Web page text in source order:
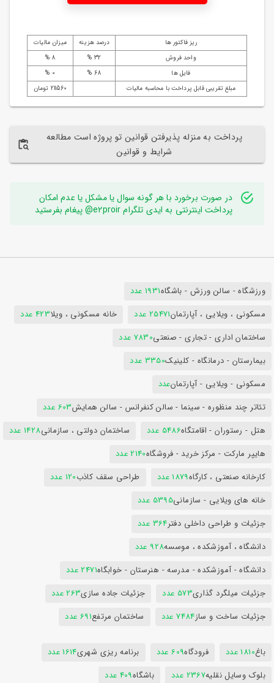
ریز فاکتور ها درصد هزینه
میزان مالیات
واحد فروش
32 %
8 %
فایل ها
68 %
0 %
مبلغ تقریبی قابل پرداخت با محاسبه مالیات
211560 تومان
پرداخت به منزله پذیرفتن قوانین تو پروژه است مطالعه
شرایط و قوانین
در صورت برخورد با هر گونه سوال یا مشکل یا عدم امکان
پرداخت اینترنتی به ایدی تلگرام e2proir@ پیغام بفرستید
ورزشگاه - سالن ورزش - باشگاه1931 عدد
مسکونی ، ویلایی ، آپارتمان25471 عدد خانه مسکونی ، ویلا423 عدد
ساختمان اداری - تجاری - صنعتی7830 عدد
بیمارستان - درمانگاه - کلینیک3350 عدد
مسکونی - ویلایی - آپارتمانعدد
تئاتر چند منظوره - سینما - سالن کنفرانس - سالن همایش603 عدد
هتل - رستوران - اقامتگاه5486 عدد ساختمان دولتی ، سازمانی1428 عدد
هایپر مارکت - مرکز خرید - فروشگاه2140 عدد
کارخانه صنعتی ، کارگاه1879 عدد طراحی سقف کاذب120 عدد
خانه های ویلایی - سازمانی5395 عدد
جزئیات و طراحی داخلی دفتر364 عدد
دانشگاه ، آموزشکده ، موسسه928 عدد
دانشگاه - آموزشکده - مدرسه - هنرستان - خوابگاه2471 عدد
جزئیات میلگرد گذاری573 عدد جزئیات جاده سازی263 عدد
جزئیات ساخت و ساز7484 عدد ساختمان مرتفع691 عدد
باغ1810 عدد فرودگاه609 عدد برنامه ریزی شهری1614 عدد
بلوک وسایل نقلیه2367 عدد باشگاه409 عدد